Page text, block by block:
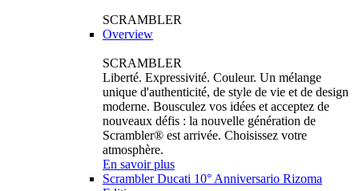
SCRAMBLER
Overview
SCRAMBLER
Liberté. Expressivité. Couleur. Un mélange
unique d'authenticité, de style de vie et de design
moderne. Bousculez vos idées et acceptez de
nouveaux défis : la nouvelle génération de
Scrambler® est arrivée. Choisissez votre
atmosphère.
En savoir plus
Scrambler Ducati 10° Anniversario Rizoma